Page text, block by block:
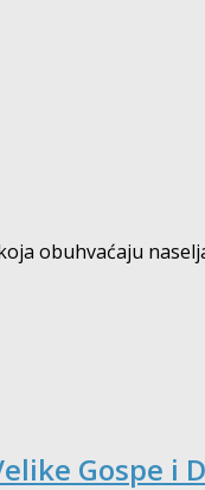
obuhvaćaju
Gospe i